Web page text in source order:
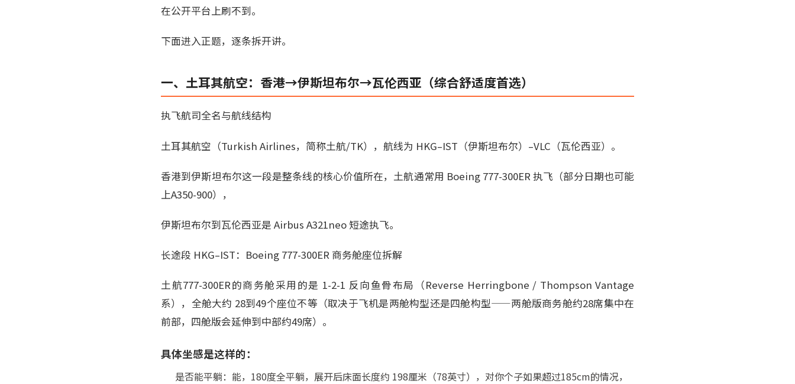
在公开平台上刷不到。
下面进入正题，逐条拆开讲。
一、土耳其航空：香港→伊斯坦布尔→瓦伦西亚（综合舒适度首选）
执飞航司全名与航线结构
土耳其航空（Turkish Airlines，简称土航/TK），航线为 HKG–IST（伊斯坦布尔）–VLC（瓦伦西亚）。
香港到伊斯坦布尔这一段是整条线的核心价值所在，土航通常用 Boeing 777-300ER 执飞（部分日期也可能
上A350-900），
伊斯坦布尔到瓦伦西亚是 Airbus A321neo 短途执飞。
长途段 HKG–IST：Boeing 777-300ER 商务舱座位拆解
土航777-300ER的商务舱采用的是 1-2-1 反向鱼骨布局（Reverse Herringbone / Thompson Vantage
系），全舱大约 28到49个座位不等（取决于飞机是两舱构型还是四舱构型——两舱版商务舱约28席集中在
前部，四舱版会延伸到中部约49席）。
具体坐感是这样的：
是否能平躺：能，180度全平躺，展开后床面长度约 198厘米（78英寸），对你个子如果超过185cm的情况，